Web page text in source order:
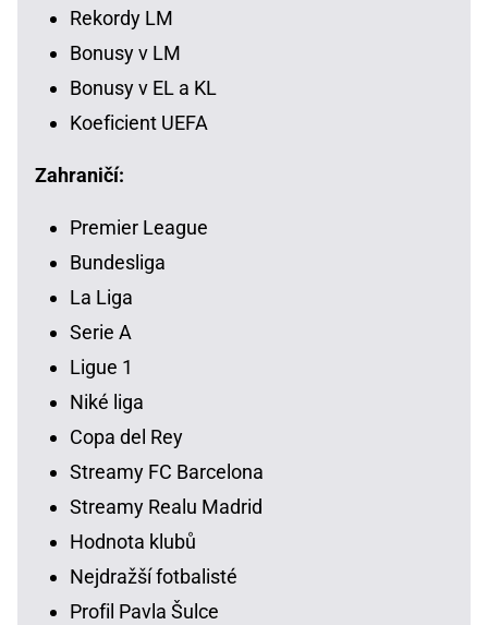
Rekordy LM
Bonusy v LM
Bonusy v EL a KL
Koeficient UEFA
Zahraničí:
Premier League
Bundesliga
La Liga
Serie A
Ligue 1
Niké liga
Copa del Rey
Streamy FC Barcelona
Streamy Realu Madrid
Hodnota klubů
Nejdražší fotbalisté
Profil Pavla Šulce